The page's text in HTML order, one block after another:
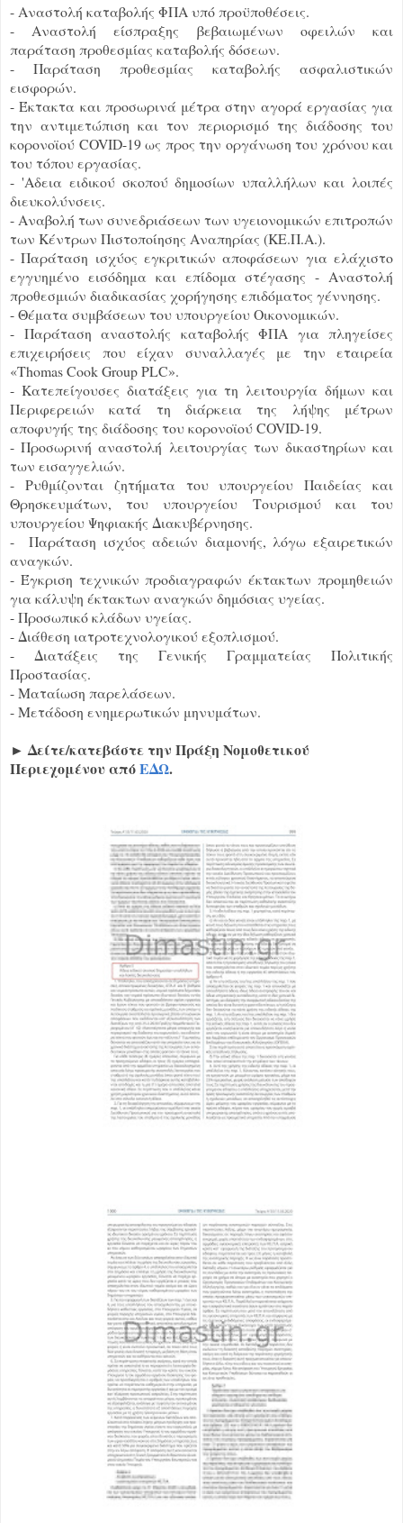
- Αναστολή καταβολής ΦΠΑ υπό προϋποθέσεις.
- Αναστολή είσπραξης βεβαιωμένων οφειλών και
παράταση προθεσμίας καταβολής δόσεων.
- Παράταση προθεσμίας καταβολής ασφαλιστικών
εισφορών.
- Έκτακτα και προσωρινά μέτρα στην αγορά εργασίας για
την αντιμετώπιση και τον περιορισμό της διάδοσης του
κορονοϊού COVID-19 ως προς την οργάνωση του χρόνου και
του τόπου εργασίας.
- 'Αδεια ειδικού σκοπού δημοσίων υπαλλήλων και λοιπές
διευκολύνσεις.
- Αναβολή των συνεδριάσεων των υγειονομικών επιτροπών
των Κέντρων Πιστοποίησης Αναπηρίας (ΚΕ.Π.Α.).
- Παράταση ισχύος εγκριτικών αποφάσεων για ελάχιστο
εγγυημένο εισόδημα και επίδομα στέγασης - Αναστολή
προθεσμιών διαδικασίας χορήγησης επιδόματος γέννησης.
- Θέματα συμβάσεων του υπουργείου Οικονομικών.
- Παράταση αναστολής καταβολής ΦΠΑ για πληγείσες
επιχειρήσεις που είχαν συναλλαγές με την εταιρεία
«Thomas Cook Group PLC».
- Κατεπείγουσες διατάξεις για τη λειτουργία δήμων και
Περιφερειών κατά τη διάρκεια της λήψης μέτρων
αποφυγής της διάδοσης του κορονοϊού COVID-19.
- Προσωρινή αναστολή λειτουργίας των δικαστηρίων και
των εισαγγελιών.
- Ρυθμίζονται ζητήματα του υπουργείου Παιδείας και
Θρησκευμάτων, του υπουργείου Τουρισμού και του
υπουργείου Ψηφιακής Διακυβέρνησης.
- Παράταση ισχύος αδειών διαμονής, λόγω εξαιρετικών
αναγκών.
- Έγκριση τεχνικών προδιαγραφών έκτακτων προμηθειών
για κάλυψη έκτακτων αναγκών δημόσιας υγείας.
- Προσωπικό κλάδων υγείας.
- Διάθεση ιατροτεχνολογικού εξοπλισμού.
- Διατάξεις της Γενικής Γραμματείας Πολιτικής
Προστασίας.
- Ματαίωση παρελάσεων.
- Μετάδοση ενημερωτικών μηνυμάτων.
► Δείτε/κατεβάστε την Πράξη Νομοθετικού
Περιεχομένου απόΕΔΩ.